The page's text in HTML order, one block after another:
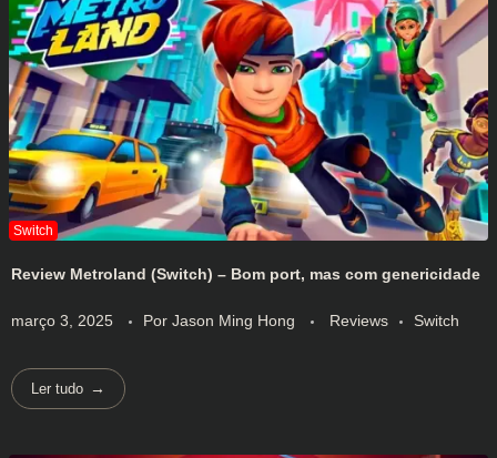
Review Metroland (Switch) – Bom port, mas com genericidade
março 3, 2025 Por Jason Ming Hong Reviews Switch
Ler tudo